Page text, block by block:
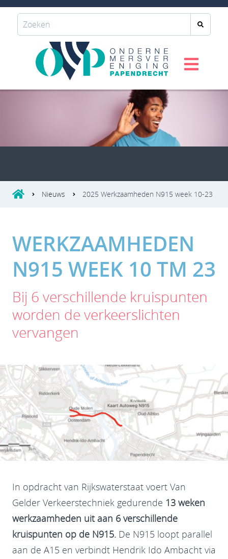
Nieuws 2025 Werkzaamheden N915 week 10-23
WERKZAAMHEDEN
N915 WEEK 10 TM 23
Bij 6 verschillende kruispunten
worden de verkeerslichten
vervangen
In opdracht van Rijkswaterstaat voert Van
Gelder Verkeerstechniek gedurende 13 weken
werkzaamheden uit aan 6 verschillende
kruispunten op de N915. De N915 loopt parallel
aan de A15 en verbindt Hendrik Ido Ambacht via